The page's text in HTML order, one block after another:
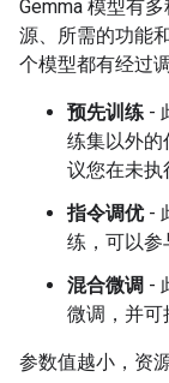
Gemma 模型有
源、所需的功能
个模型都有经过
预先训练 -
练集以外的
议您在未执
指令调优-
练，可以参
混合微调 -
微调，并可
参数值越小，资